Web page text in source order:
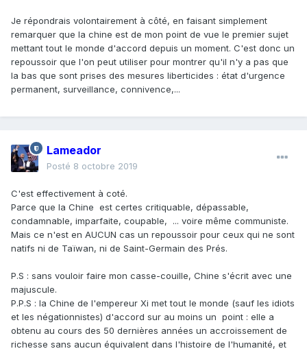
Je répondrais volontairement à côté, en faisant simplement
remarquer que la chine est de mon point de vue le premier sujet
mettant tout le monde d'accord depuis un moment. C'est donc un
repoussoir que l'on peut utiliser pour montrer qu'il n'y a pas que
la bas que sont prises des mesures liberticides : état d'urgence
permanent, surveillance, connivence,...
Lameador
Posté 8 octobre 2019
C'est effectivement à coté.
Parce que la Chine est certes critiquable, dépassable,
condamnable, imparfaite, coupable, ... voire même communiste.
Mais ce n'est en AUCUN cas un repoussoir pour ceux qui ne sont
natifs ni de Taïwan, ni de Saint-Germain des Prés.
P.S : sans vouloir faire mon casse-couille, Chine s'écrit avec une
majuscule.
P.P.S : la Chine de l'empereur Xi met tout le monde (sauf les idiots
et les négationnistes) d'accord sur au moins un point : elle a
obtenu au cours des 50 dernières années un accroissement de
richesse sans aucun équivalent dans l'histoire de l'humanité, et